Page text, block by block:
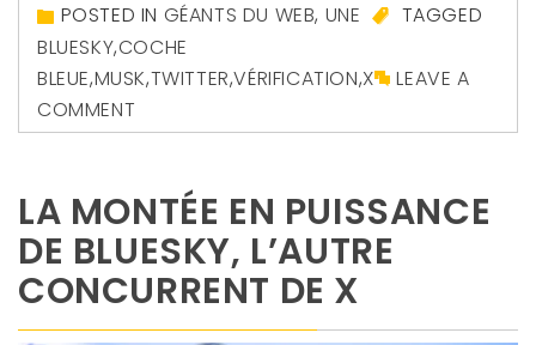
POSTED IN GÉANTS DU WEB, UNE
TAGGED
BLUESKY,COCHE
BLEUE,MUSK,TWITTER,VÉRIFICATION,X
LEAVE A
COMMENT
LA MONTÉE EN PUISSANCE
DE BLUESKY, L’AUTRE
CONCURRENT DE X